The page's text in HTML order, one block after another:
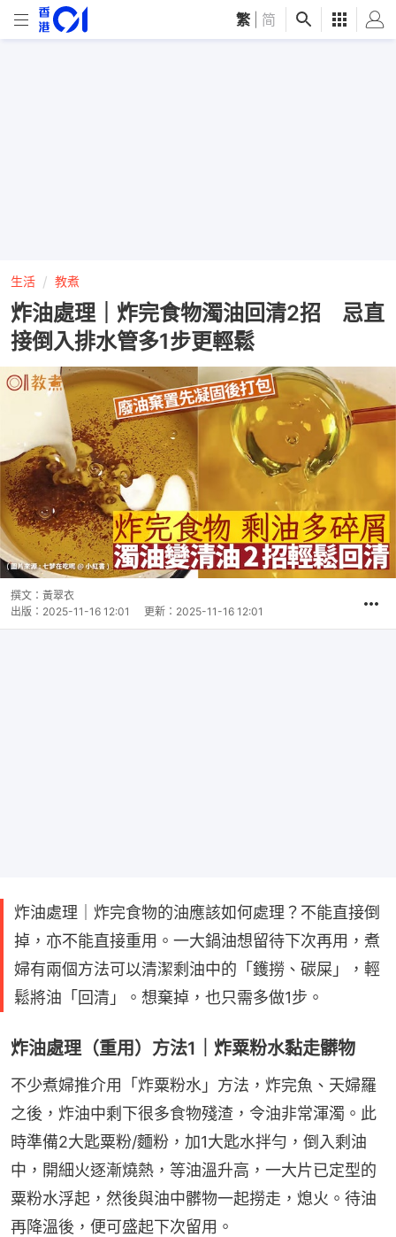
繁 简
生活 教煮
炸油處理｜炸完食物濁油回清2招 忌直
接倒入排水管多1步更輕鬆
撰文： 黃翠衣
出版： 2025-11-16 12:01 更新： 2025-11-16 12:01
炸油處理｜炸完食物的油應該如何處理？不能直接倒
掉，亦不能直接重用。一大鍋油想留待下次再用，煮
婦有兩個方法可以清潔剩油中的「鑊撈、碳屎」，輕
鬆將油「回清」。想棄掉，也只需多做1步。
炸油處理（重用）方法1｜炸粟粉水黏走髒物
不少煮婦推介用「炸粟粉水」方法，炸完魚、天婦羅
之後，炸油中剩下很多食物殘渣，令油非常渾濁。此
時準備2大匙粟粉/麵粉，加1大匙水拌勻，倒入剩油
中，開細火逐漸燒熱，等油溫升高，一大片已定型的
粟粉水浮起，然後與油中髒物一起撈走，熄火。待油
再降溫後，便可盛起下次留用。